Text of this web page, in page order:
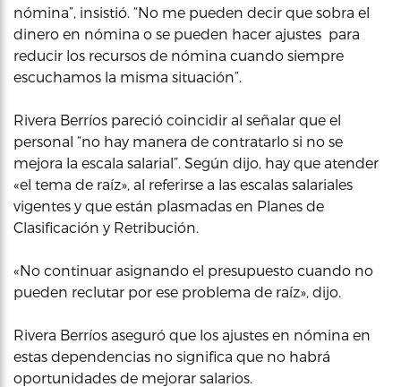
nómina”, insistió. “No me pueden decir que sobra el
dinero en nómina o se pueden hacer ajustes para
reducir los recursos de nómina cuando siempre
escuchamos la misma situación”.
Rivera Berríos pareció coincidir al señalar que el
personal “no hay manera de contratarlo si no se
mejora la escala salarial”. Según dijo, hay que atender
«el tema de raíz», al referirse a las escalas salariales
vigentes y que están plasmadas en Planes de
Clasificación y Retribución.
«No continuar asignando el presupuesto cuando no
pueden reclutar por ese problema de raíz», dijo.
Rivera Berríos aseguró que los ajustes en nómina en
estas dependencias no significa que no habrá
oportunidades de mejorar salarios.